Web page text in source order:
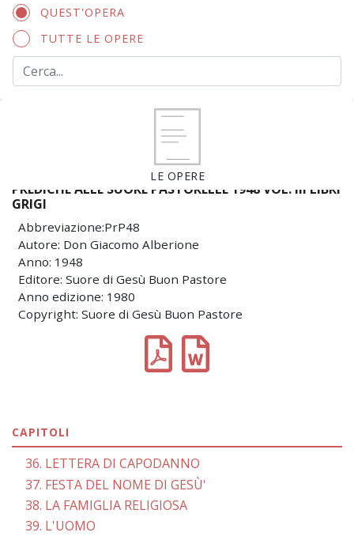
QUEST'OPERA
TUTTE LE OPERE
LE OPERE
PREDICHE ALLE SUORE PASTORELLE 1948 VOL. III LIBRI
GRIGI
Abbreviazione:PrP48
Autore: Don Giacomo Alberione
Anno: 1948
Editore: Suore di Gesù Buon Pastore
Anno edizione: 1980
Copyright: Suore di Gesù Buon Pastore
CAPITOLI
36. LETTERA DI CAPODANNO
37. FESTA DEL NOME DI GESÙ'
38. LA FAMIGLIA RELIGIOSA
39. L'UOMO